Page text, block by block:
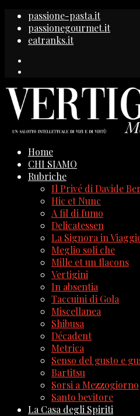
passione-pasta.it
passionegourmet.it
eatranks.it
Home
CHI SIAMO
Rubriche
Il Privé di Davide
Hic et Nunc
A fil di fumo
Delicatessen
La Signora in
Meglio soli che
Mille et un flacons
Vertigini
In absentia
Taccuini di Gola
Miscellanea
Shibusa
Décadent
Metrica
Senso del gusto e
Bartitsu
Sorsi a Mezzogiorno
Santo bevitore
La Casa degli Spiriti